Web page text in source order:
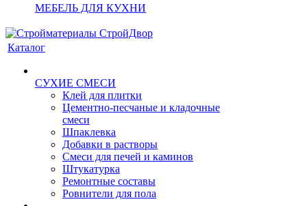
МЕБЕЛЬ ДЛЯ КУХНИ
Каталог
СУХИЕ СМЕСИ
Клей для плитки
Цементно-песчаные и кладочные
смеси
Шпаклевка
Добавки в растворы
Смеси для печей и каминов
Штукатурка
Ремонтные составы
Ровнители для пола